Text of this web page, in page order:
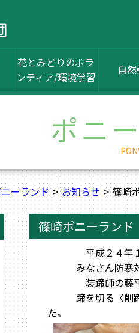
花とみどりのボラ
ンティア/環境学習
自
ポニ
ーランド お知らせ 篠崎
篠崎ポニーランド
平成２４年１２
みなさん防寒対
装蹄師の藤平さ
蹄を切る〈削蹄
た